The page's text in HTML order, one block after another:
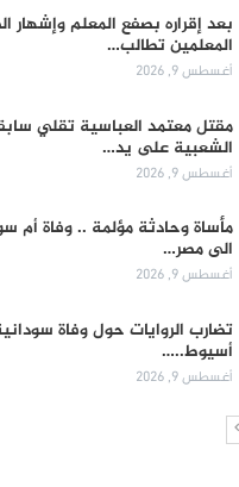
بعد إقراره بصفع المعلم وإشهار
المعلمين تطالب…
أغسطس 9, 2026
مقتل معتمد العباسية تقلي
الشعبية على يد…
أغسطس 9, 2026
مأساة وحادثة مؤلمة .. وفاة أم
الى مصر…
أغسطس 9, 2026
تضارب الروايات حول وفاة
أسيوط..…
أغسطس 9, 2026